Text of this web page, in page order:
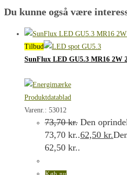
Du kunne også være
Tilbud
SunFlux LED GU5.3 MR16 2W
Produktdatablad
Varenr.: 53012
73,70kr. Den
73,70 kr..62,50 kr.
62,50 kr..